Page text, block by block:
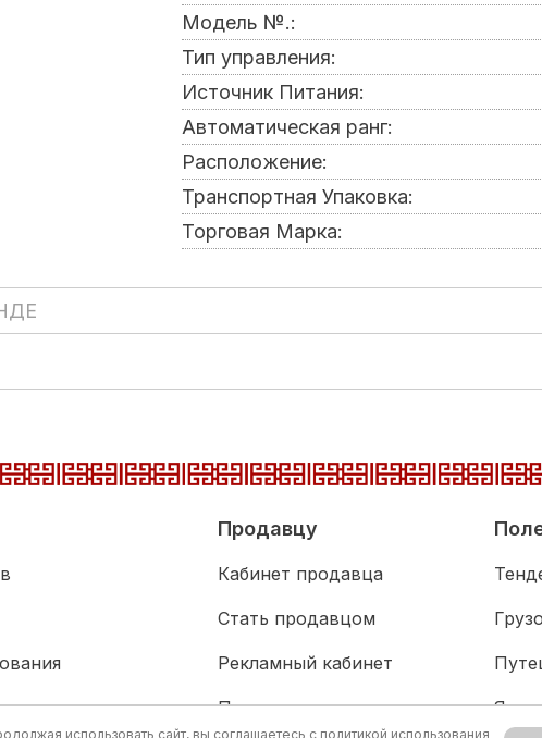
Модель №.:
Тип управления:
Источник Питания:
Автоматическая ранг:
Расположение:
Транспортная Упаковка:
Торговая Марка:
Продавцу
Кабинет продавца
Стать продавцом
Рекламный кабинет
Партнерам
использовать сайт, вы соглашаетесь с политикой использования